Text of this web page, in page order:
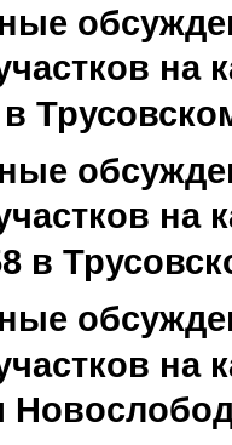
на
на
в
на